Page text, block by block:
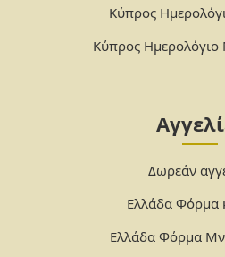
Κύπρος
Κύπρος
Δωρεάν
Ελλάδα Φόρμα
Ελλάδα Φόρμα